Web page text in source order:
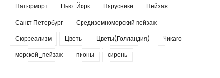
Натюрморт
Нью-Йорк Парусники
Пейзаж
Санкт Петербург
Средиземноморский пейзаж
Сюрреализм
Цветы Цветы(Голландия)
Чикаго
морской_пейзаж
пионы сирень